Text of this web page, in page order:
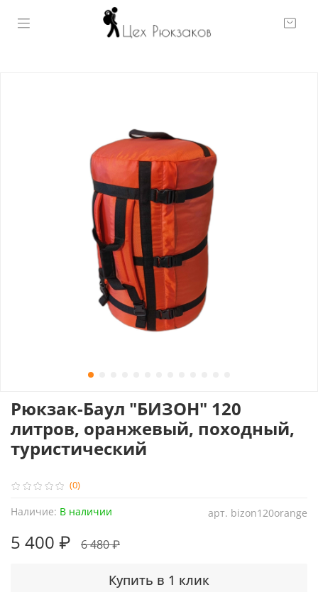
(0)
арт. bizon120orange
Наличие: В наличии
Рюкзак-Баул "БИЗОН" 120
литров, оранжевый, походный,
туристический
5 400 ₽ 6 480 ₽
Купить в 1 клик